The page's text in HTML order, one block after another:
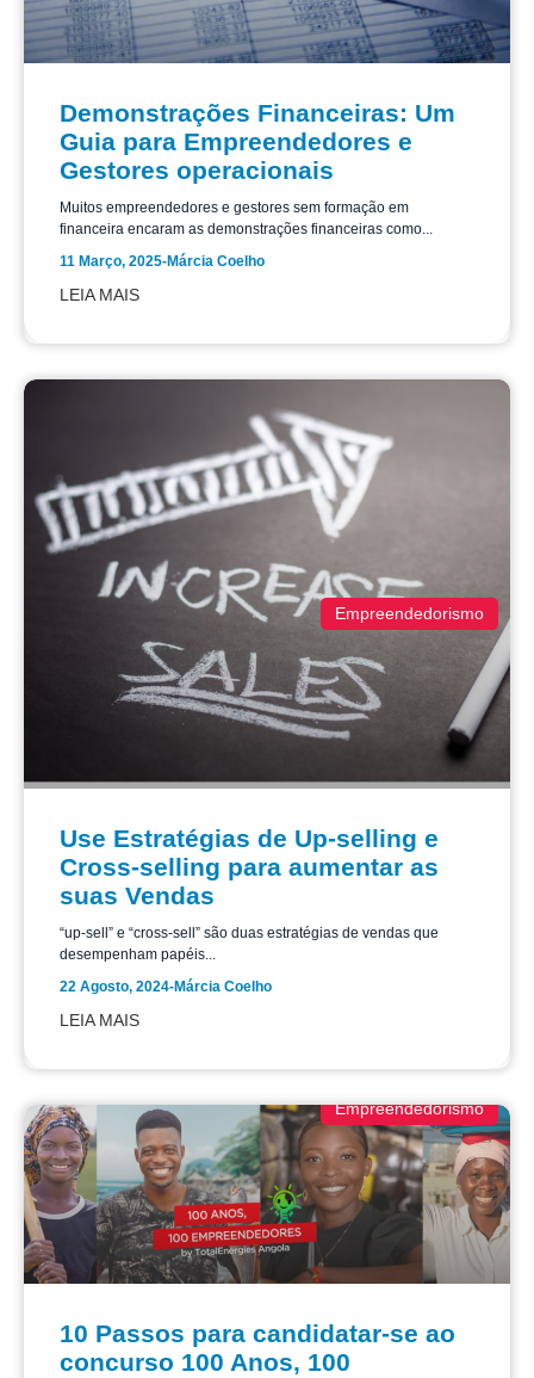
Demonstrações Financeiras: Um
Guia para Empreendedores e
Gestores operacionais
Muitos empreendedores e gestores sem formação em
financeira encaram as demonstrações financeiras como...
11 Março, 2025-Márcia Coelho
LEIA MAIS
Empreendedorismo
Use Estratégias de Up-selling e
Cross-selling para aumentar as
suas Vendas
“up-sell” e “cross-sell” são duas estratégias de vendas que
desempenham papéis...
22 Agosto, 2024-Márcia Coelho
LEIA MAIS
Empreendedorismo
10 Passos para candidatar-se ao
concurso 100 Anos, 100